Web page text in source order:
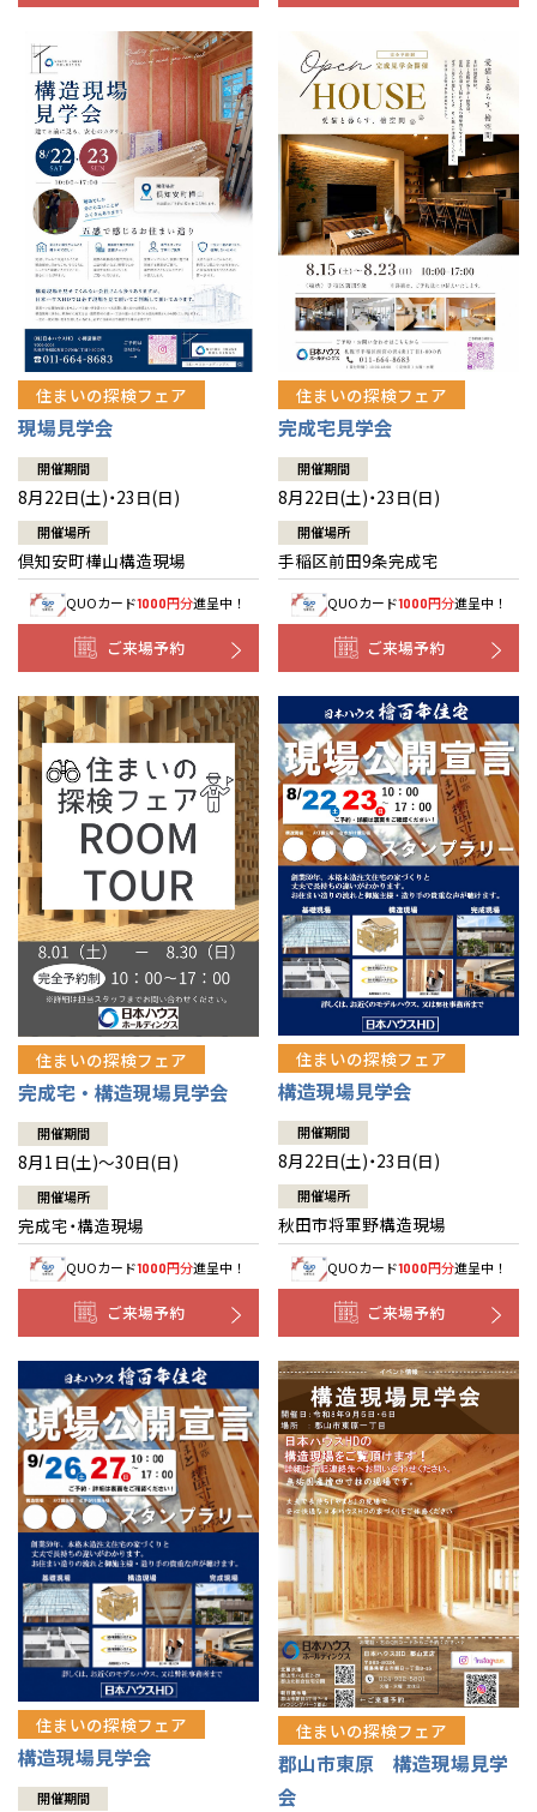
住まいの探検フェア
現場見学会
開催期間
8月22日(土)・23日(日)
開催場所
倶知安町樺山構造現場
QUOカード1000円分進呈中！
ご来場予約
住まいの探検フェア
完成宅見学会
開催期間
8月22日(土)・23日(日)
開催場所
手稲区前田9条完成宅
QUOカード1000円分進呈中！
ご来場予約
住まいの探検フェア
完成宅・構造現場見学会
開催期間
8月1日(土)～30日(日)
開催場所
完成宅・構造現場
QUOカード1000円分進呈中！
ご来場予約
住まいの探検フェア
構造現場見学会
開催期間
8月22日(土)・23日(日)
開催場所
秋田市将軍野構造現場
QUOカード1000円分進呈中！
ご来場予約
住まいの探検フェア
構造現場見学会
開催期間
住まいの探検フェア
郡山市東原 構造現場見学
会
全国の展示場
北海道
札幌
道央
道北
道南
道東
東北
青森
秋田
岩手
山形
宮城
福島
甲信越・北陸
新潟
山梨
長野
富山
石川
福井
関東
東京
神奈川
埼玉
千葉
茨城
栃木
群馬
東海
愛知
岐阜
静岡
三重
近畿
大阪
京都
兵庫
奈良
滋賀
和歌山
中国・四国
岡山
香川
愛媛
鳥取
島根
広島
山口
徳島
高知
九州
福岡
佐賀
熊本
大分
宮崎
鹿児島
長崎
沖縄
分譲マンション
※現住所のある都道府県以外の建築予定地の方でも現住所の有るお近
くの展示場又は店舗にお問合せください。移住の計画の方もご相談対
応します。お気軽にご相談ください。
お近くのイベント
北海道
札幌
札幌
小樽
道央
苫小牧千歳
小樽
道北
道南
道東
釧路
東北
青森県
八戸
青森
秋田県
秋田
岩手県
山形県
宮城県
仙台
福島県
会津
甲信越・北陸
新潟県
長岡
山梨県
長野県
富山県
富山
石川県
福井県
福井
関東
東京都
神奈川県
相模
埼玉県
埼玉
千葉県
千葉
柏
茨城県
水戸
栃木県
宇都宮
小山
群馬県
群馬
伊勢崎
東海
愛知県
岐阜県
岐阜
静岡県
三重県
四日市
近畿
大阪府
大阪
京都府
京都
兵庫県
姫路
奈良県
奈良
中国・四国
岡山県
岡山
愛媛県
松山
九州
福岡県
福岡
佐賀県
佐賀
熊本県
熊本
大分県
大分
宮崎県
宮崎
鹿児島県
鹿児島